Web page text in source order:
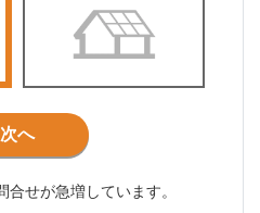
次へ
せが急増しています。